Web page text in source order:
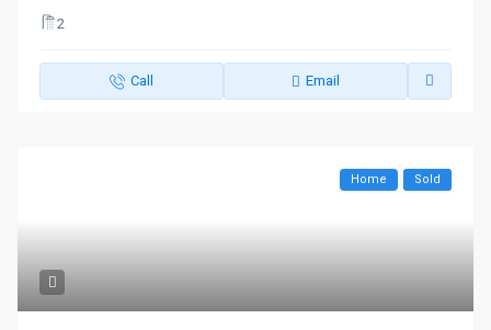
2
Call Email
Home Sold